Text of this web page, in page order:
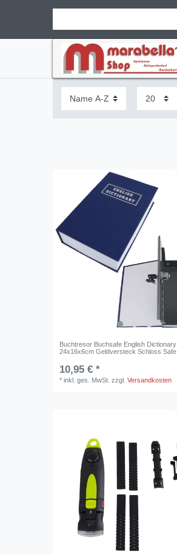
Buchtresor Buchsafe English Dictionary
24x16x6cm Geldversteck Schloss Safe
10,95 € *
*inkl. ges. MwSt. zzgl.Versandkosten